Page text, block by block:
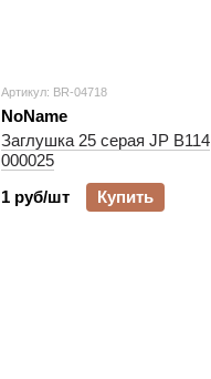
Артикул: BR-04718
NoName
Заглушка 25 серая JP B114
000025
1 руб/шт
Купить